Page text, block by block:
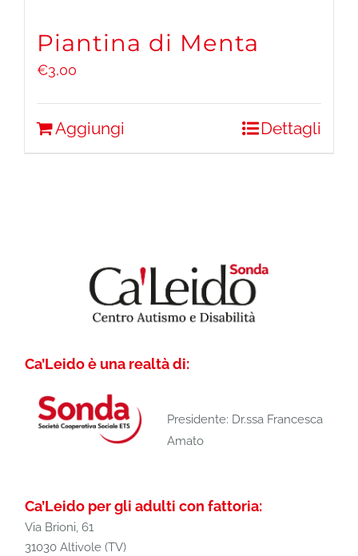
Piantina di Menta
€3,00
Aggiungi Dettagli
Ca’Leido è una realtà di:
Presidente: Dr.ssa Francesca
Amato
Ca’Leido per gli adulti con fattoria:
Via Brioni, 61
31030 Altivole (TV)